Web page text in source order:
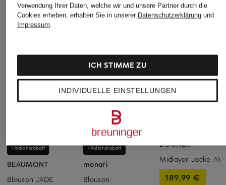
+Aktionsrabatt
BEAUMONT
Blouson JADE
+Aktionsrabatt
monari
Blouson
BOGNER
Midlayer-Jacke
189,99 €
Verwendung Ihrer Daten, welche wir und unsere Partner durch die
Cookies erheben, erhalten Sie in unserer Datenschutzerklärungund
Impressum.
INDIVIDUELLE EINSTELLUNGEN
ICH STIMME ZU